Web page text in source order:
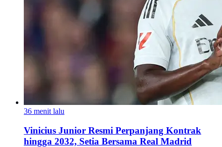
36 menit lalu
Vinicius Junior Resmi Perpanjang Kontrak
hingga 2032, Setia Bersama Real Madrid